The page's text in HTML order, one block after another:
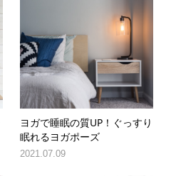
ヨガで睡眠の質UP！ぐっすり
眠れるヨガポーズ
2021.07.09